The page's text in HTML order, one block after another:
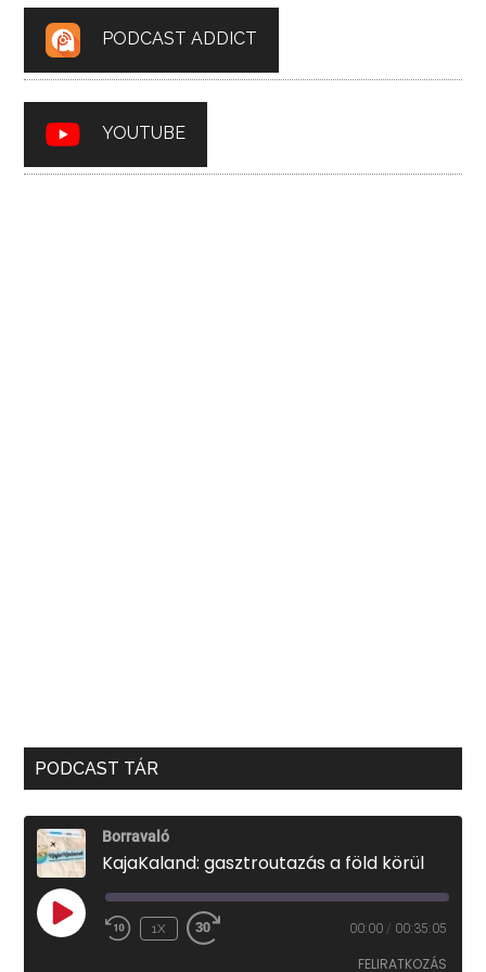
PODCAST ADDICT
YOUTUBE
PODCAST TÁR
Borravaló
KajaKaland: gasztroutazás a föld körül
PLAY
EPISODE
1X 00:00 / 00:35:05
FELIRATKOZÁS